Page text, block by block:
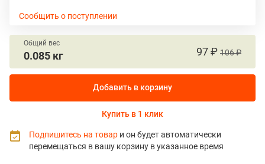
Сообщить о поступлении
Общий вес
0.085 кг 97 ₽ 106 ₽
Добавить в корзину
Купить в 1 клик
Подпишитесь на товар и он будет автоматически
перемещаться в вашу корзину в указанное время